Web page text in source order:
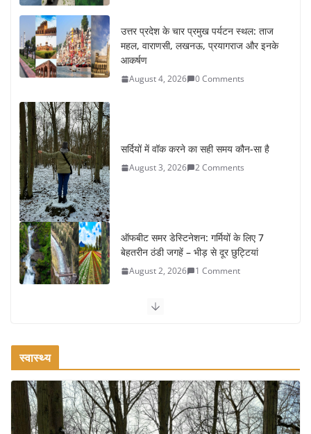
सर्दियों में वॉक करने का सही समय कौन-सा है
ऑफबीट समर डेस्टिनेशन: गर्मियों के लिए 7
कश्मीर यात्रा गाइड: प्राकृतिक सुंदरता और
स्वादिष्ट भोजन का अनूठा संगम
August 1, 2026 1 Comment
वजन घटाने के लिए 8 बेहतरीन वॉकिंग एक्सरसाइज: 1 महीने में पाएं 3-4
July 31, 2026
16 ज़रूरी कीबोर्ड शॉर्टकट्स जो आपकी
उत्पादकता को दोगुना कर देंगे
August 7, 2026 0 Comments
स्वास्थ्य